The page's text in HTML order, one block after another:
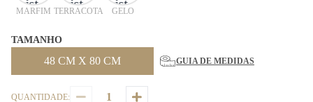
MARFIM TERRACOTA GELO
TAMANHO
48 CM X 80 CM GUIA DE MEDIDAS
QUANTIDADE: